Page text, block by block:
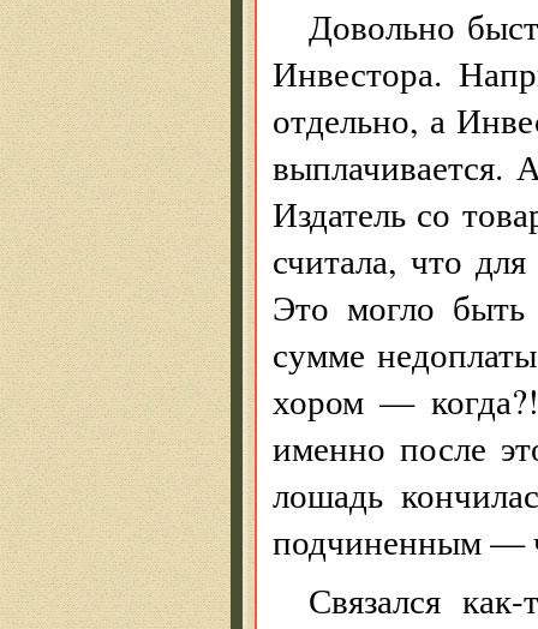
Довольно
Инвестора.
отдельно, а
выплачивается.
Издатель со
считала, что
Это могло
сумме
хором —
именно после
лошадь
подчиненным —
Связался